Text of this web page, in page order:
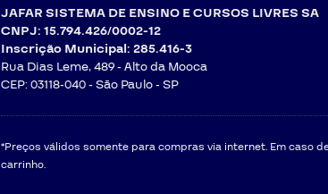
JAFAR SISTEMA DE ENSINO E CURSOS LIVRES SA
CNPJ: 15.794.426/0002-12
Inscrição Municipal: 285.416-3
Rua Dias Leme, 489 - Alto da Mooca
CEP: 03118-040 -São Paulo - SP
*Preços válidos somente para compras via internet. Em caso
carrinho.